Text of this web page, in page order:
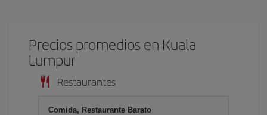
Precios promedios en Kuala
Lumpur
Restaurantes
Comida, Restaurante Barato